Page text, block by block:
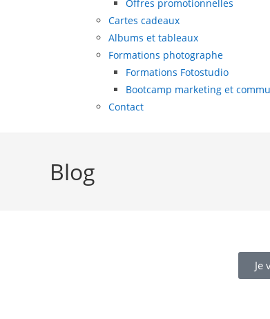
Offres promotionnelles
Cartes cadeaux
Albums et tableaux
Formations photographe
Formations Fotostudio
Bootcamp marketing et
Contact
Blog
Je